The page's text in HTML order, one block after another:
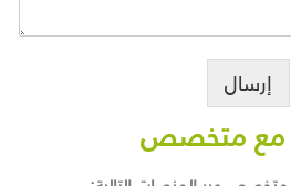
إرسال
مع متخصص